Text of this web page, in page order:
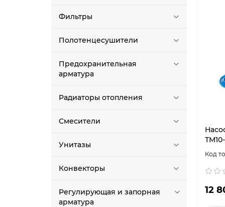
Фильтры
Полотенцесушители
Предохранительная
арматура
Радиаторы отопления
Смесители
Унитазы
Конвекторы
Регулирующая и запорная
арматура
12